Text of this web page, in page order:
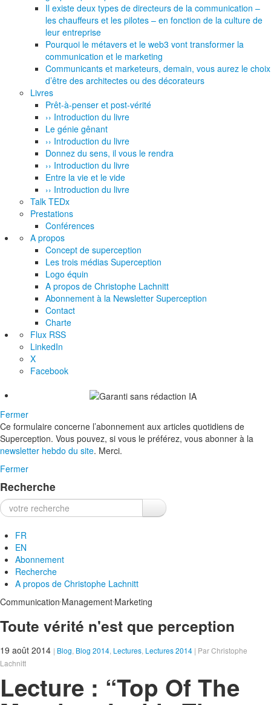
Il existe deux types de directeurs de la communication –
les chauffeurs et les pilotes – en fonction de la culture de
leur entreprise
Pourquoi le métavers et le web3 vont transformer la
communication et le marketing
Communicants et marketeurs, demain, vous aurez le choix
d’être des architectes ou des décorateurs
Livres
Prêt-à-penser et post-vérité
›› Introduction du livre
Le génie gênant
›› Introduction du livre
Donnez du sens, il vous le rendra
›› Introduction du livre
Entre la vie et le vide
›› Introduction du livre
Talk TEDx
Prestations
Conférences
A propos
Concept de superception
Les trois médias Superception
Logo équin
A propos de Christophe Lachnitt
Abonnement à la Newsletter Superception
Contact
Charte
Flux RSS
LinkedIn
X
Facebook
Fermer
Ce formulaire concerne l’abonnement aux articles quotidiens de
Superception. Vous pouvez, si vous le préférez, vous abonner à la
newsletter hebdo du site. Merci.
Fermer
Recherche
Recherche :
FR
EN
Abonnement
Recherche
A propos de Christophe Lachnitt
Communication Management Marketing
Toute vérité n'est que perception
19 août 2014 | Blog Blog 2014 Lectures Lectures 2014 | Par Christophe
Lachnitt
Lecture : “Top Of The